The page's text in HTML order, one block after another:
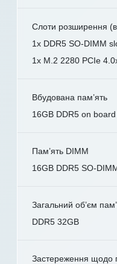
Слоти розширення
1x DDR5 SO-DIMM
1x M.2 2280 PCIe
Вбудована пам’ять
16GB DDR5 on board
Пам’ять DIMM
16GB DDR5 SO-
Загальний об’єм
DDR5 32GB
Застереження щодо